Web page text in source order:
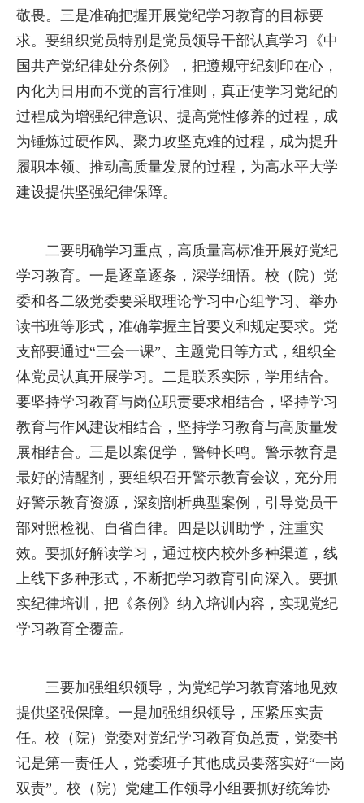
敬畏。三是准确把握开展党纪学习教育的目标要
求。要组织党员特别是党员领导干部认真学习《中
国共产党纪律处分条例》，把遵规守纪刻印在心，
内化为日用而不觉的言行准则，真正使学习党纪的
过程成为增强纪律意识、提高党性修养的过程，成
为锤炼过硬作风、聚力攻坚克难的过程，成为提升
履职本领、推动高质量发展的过程，为高水平大学
建设提供坚强纪律保障。
二要明确学习重点，高质量高标准开展好党纪
学习教育。一是逐章逐条，深学细悟。校（院）党
委和各二级党委要采取理论学习中心组学习、举办
读书班等形式，准确掌握主旨要义和规定要求。党
支部要通过“三会一课”、主题党日等方式，组织全
体党员认真开展学习。二是联系实际，学用结合。
要坚持学习教育与岗位职责要求相结合，坚持学习
教育与作风建设相结合，坚持学习教育与高质量发
展相结合。三是以案促学，警钟长鸣。警示教育是
最好的清醒剂，要组织召开警示教育会议，充分用
好警示教育资源，深刻剖析典型案例，引导党员干
部对照检视、自省自律。四是以训助学，注重实
效。要抓好解读学习，通过校内校外多种渠道，线
上线下多种形式，不断把学习教育引向深入。要抓
实纪律培训，把《条例》纳入培训内容，实现党纪
学习教育全覆盖。
三要加强组织领导，为党纪学习教育落地见效
提供坚强保障。一是加强组织领导，压紧压实责
任。校（院）党委对党纪学习教育负总责，党委书
记是第一责任人，党委班子其他成员要落实好“一岗
双责”。校（院）党建工作领导小组要抓好统筹协